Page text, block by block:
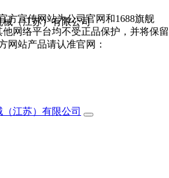
江苏）有限公司
方宣传网站为公司官网和1688旗舰
网络平台均不受正品保护，并将保留
网站产品请认准官网：